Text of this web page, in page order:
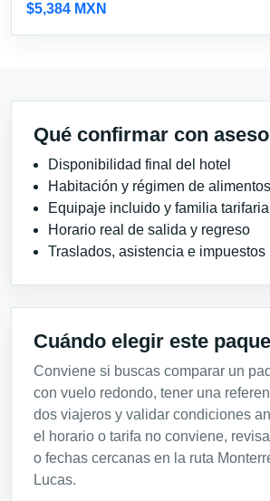
$5,384 MXN
Qué confirmar con
Disponibilidad final del hotel
Habitación y régimen de alimentos
Equipaje incluido y familia tarifaria
Horario real de salida y regreso
Traslados, asistencia e impuestos
Cuándo elegir este
Conviene si buscas comparar un
con vuelo redondo, tener una
dos viajeros y validar condiciones
el horario o tarifa no conviene,
o fechas cercanas en la ruta
Lucas.